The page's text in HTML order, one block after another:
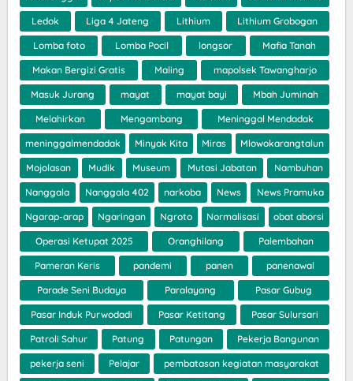
Ledok Liga 4 Jateng Lithium Lithium Grobogan
Lomba foto Lomba Pocil longsor Mafia Tanah
Makan Bergizi Gratis Maling mapolsek Tawangharjo
Masuk Jurang mayat mayat bayi Mbah Juminah
Melahirkan Mengambang Meninggal Mendadak
meninggalmendadak Minyak Kita Miras Mlowokarangtalun
Mojolasan Mudik Museum Mutasi Jabatan Nambuhan
Nanggala Nanggala 402 narkoba News News Pramuka
Ngarap-arap Ngaringan Ngroto Normalisasi obat aborsi
Operasi Ketupat 2025 Oranghilang Palembahan
Pameran Keris pandemi panen panenawal
Parade Seni Budaya Paralayang Pasar Gubug
Pasar Induk Purwodadi Pasar Ketitang Pasar Sulursari
Patroli Sahur Patung Patungan Pekerja Bangunan
pekerja seni Pelajar pembatasan kegiatan masyarakat